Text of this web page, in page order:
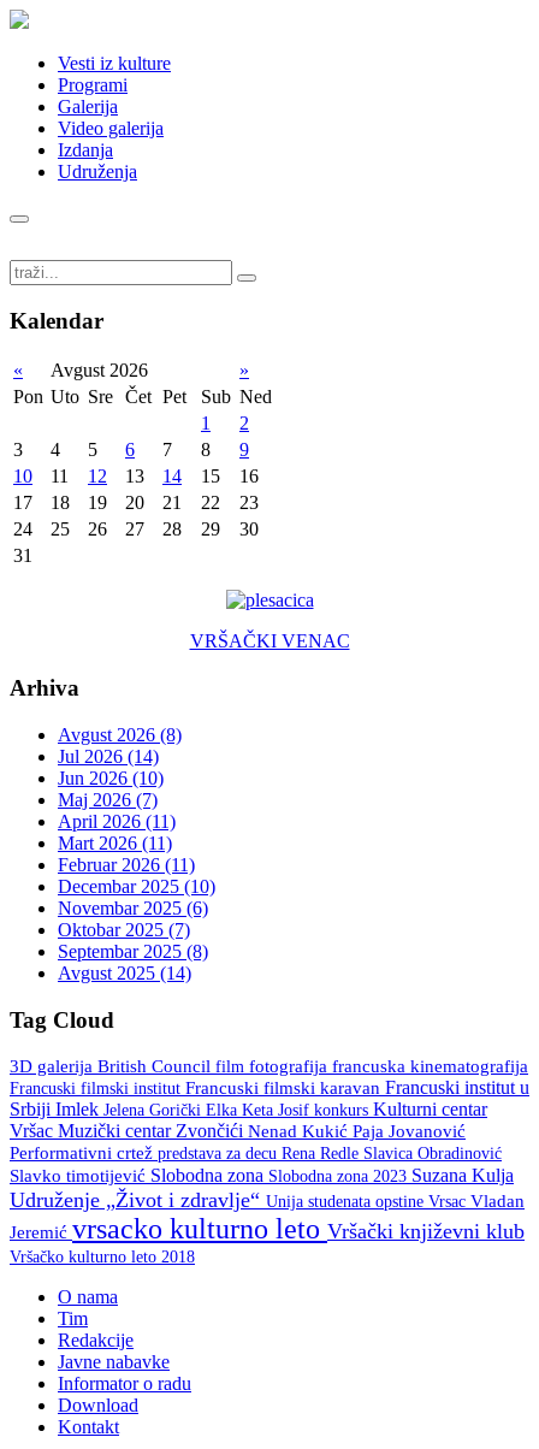
Vesti iz kulture
Programi
Galerija
Video galerija
Izdanja
Udruženja
Kalendar
« Avgust 2026
»
Pon Uto Sre Čet Pet Sub Ned
1
2
3
4 5 6 7 8
9
10
11 12 13 14 15
16
17
18 19 20 21 22
23
24
25 26 27 28 29
30
31
VRŠAČKI VENAC
Arhiva
Avgust 2026 (8)
Jul 2026 (14)
Jun 2026 (10)
Maj 2026 (7)
April 2026 (11)
Mart 2026 (11)
Februar 2026 (11)
Decembar 2025 (10)
Novembar 2025 (6)
Oktobar 2025 (7)
Septembar 2025 (8)
Avgust 2025 (14)
Tag Cloud
3D galerija British Council film fotografija francuska kinematografija
Francuski filmski institut Francuski filmski karavan Francuski institut u
Srbiji Imlek Jelena Gorički Elka Keta Josif konkurs Kulturni centar
Vršac Muzički centar Zvončići Nenad Kukić Paja Jovanović
Performativni crtež predstava za decu Rena Redle Slavica Obradinović
Slavko timotijević Slobodna zona Slobodna zona 2023 Suzana Kulja
Udruženje „Život i zdravlje“ Unija studenata opstine Vrsac Vladan
Jeremić vrsacko kulturno leto Vršački književni klub
Vršačko kulturno leto 2018
O nama
Tim
Redakcije
Javne nabavke
Informator o radu
Download
Kontakt